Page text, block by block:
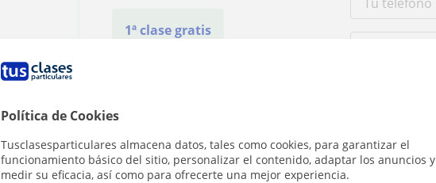
Política de Cookies
Tusclasesparticulares almacena datos, tales como cookies, para garantizar el
funcionamiento básico del sitio, personalizar el contenido, adaptar los anuncios y
medir su eficacia, así como para ofrecerte una mejor experiencia.
1ª clase gratis